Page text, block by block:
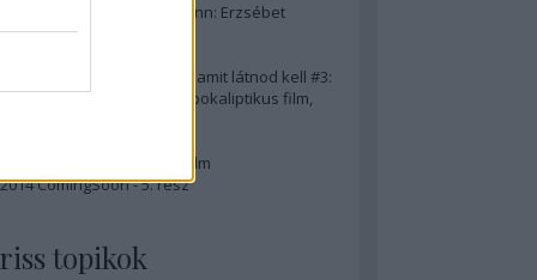
Könyvkritika: Brigitte Hamann: Erzsébet
királyné (2019)
50 posztapokaliptikus film, amit látnod kell #3:
10 (nem is annyira) posztapokaliptikus film,
A 10 legjobb Matt Damon-film
2014 ComingSoon - 5. rész
topikok